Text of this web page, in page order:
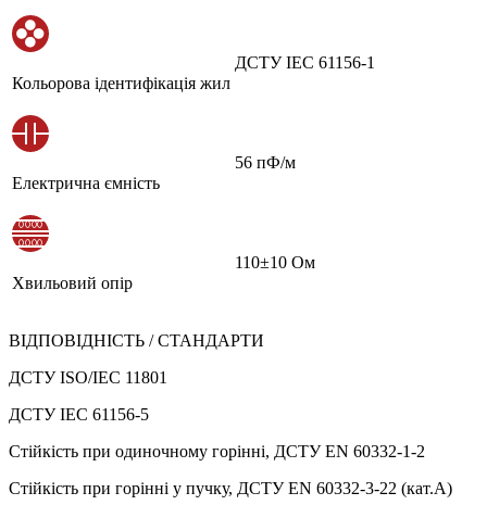
Кольорова ідентифікація жил
ДСТУ IEC 61156-1
Електрична ємність
56 пФ/м
Хвильовий опір
110±10 Ом
ВІДПОВІДНІСТЬ / СТАНДАРТИ
ДСТУ ISO/IEC 11801
ДСТУ IEC 61156-5
Стійкість при одиночному горінні, ДСТУ EN 60332-1-2
Стійкість при горінні у пучку, ДСТУ EN 60332-3-22 (кат.А)